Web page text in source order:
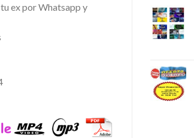
ex por Whatsapp y